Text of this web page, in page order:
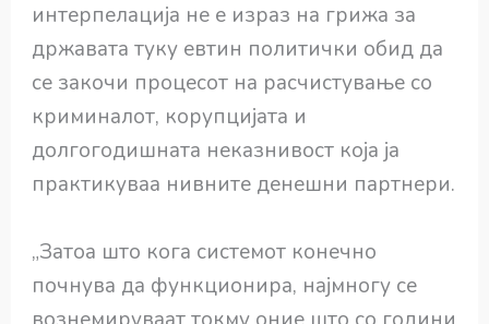
интерпелација не е израз на грижа за
државата туку евтин политички обид да
се закочи процесот на расчистување со
криминалот, корупцијата и
долгогодишната неказнивост која ја
практикуваа нивните денешни партнери.
„Затоа што кога системот конечно
почнува да функционира, најмногу се